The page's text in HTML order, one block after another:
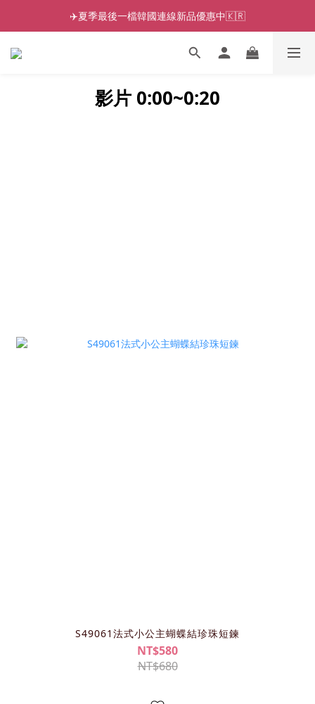
✈️夏季最後一檔韓國連線新品優惠中🇰🇷
影片 0:00~0:20
S49061法式小公主蝴蝶結珍珠短鍊
NT$580
NT$680